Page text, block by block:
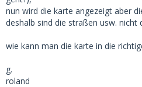
nun wird die karte angezeigt aber
deshalb sind die straßen usw. nicht
wie kann man die karte in die
g.
roland